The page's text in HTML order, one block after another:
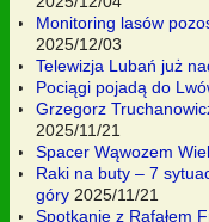
Monitoring lasów
2025/12/03
Telewizja Lubań już
Pociągi pojadą do
Grzegorz
2025/11/21
Spacer Wąwozem
Raki na buty – 7
góry 2025/11/21
Spotkanie z Rafałem